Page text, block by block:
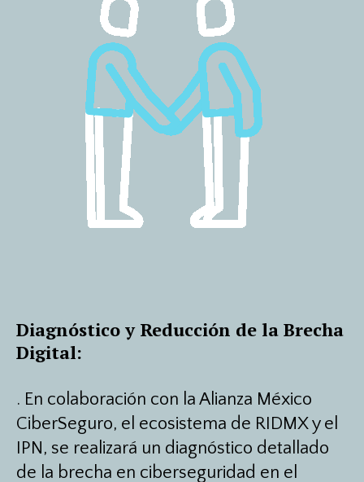
Diagnóstico y Reducción de la Brecha
Digital:
. En colaboración con la Alianza México
CiberSeguro, el ecosistema de RIDMX y el
IPN, se realizará un diagnóstico detallado
de la brecha en ciberseguridad en el